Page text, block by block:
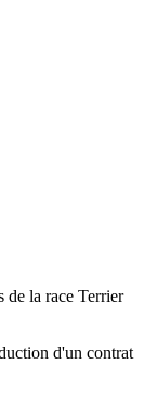
de la race Terrier
d'un contrat